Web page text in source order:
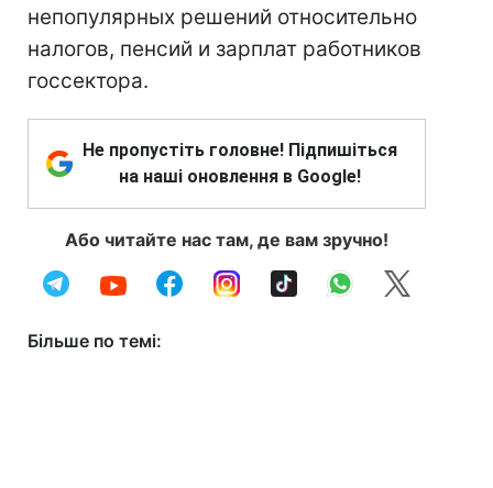
непопулярных решений относительно
налогов, пенсий и зарплат работников
госсектора.
Не пропустіть головне! Підпишіться
на наші оновлення в Google!
Або читайте нас там, де вам зручно!
Більше по темі: